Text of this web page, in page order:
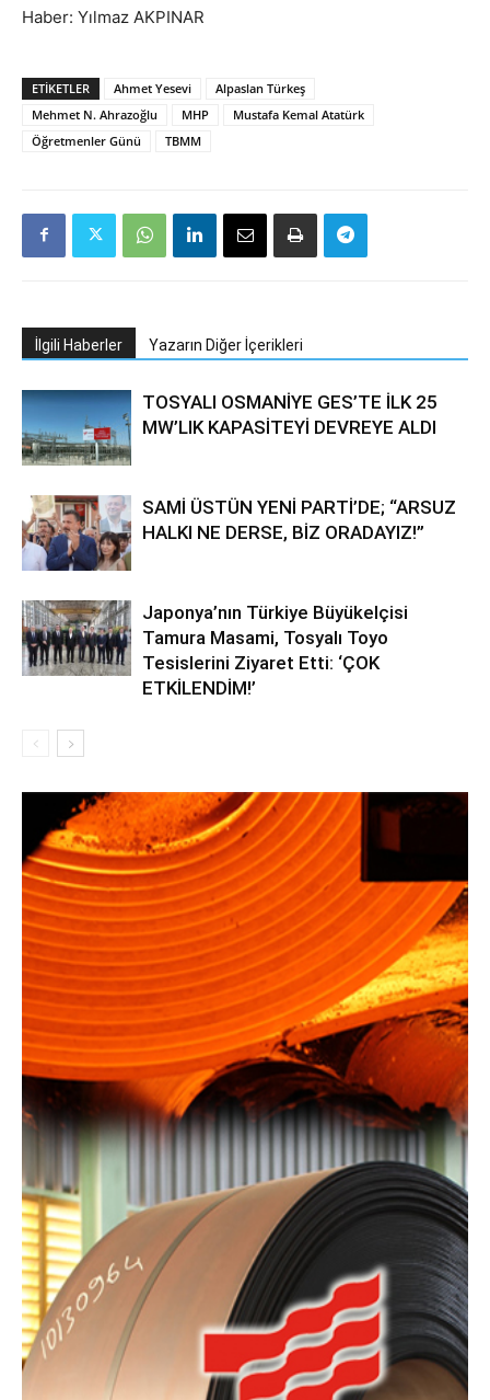
Haber: Yılmaz AKPINAR
ETIKETLER Ahmet Yesevi
Alpaslan Türkeş
Mehmet N. Ahrazoğlu
MHP
Mustafa Kemal Atatürk
Öğretmenler Günü
TBMM
İlgili Haberler Yazarın Diğer İçerikleri
TOSYALI OSMANİYE GES’TE İLK 25
MW’LIK KAPASİTEYİ DEVREYE ALDI
SAMİ ÜSTÜN YENİ PARTİ’DE; “ARSUZ
HALKI NE DERSE, BİZ ORADAYIZ!”
Japonya’nın Türkiye Büyükelçisi
Tamura Masami, Tosyalı Toyo
Tesislerini Ziyaret Etti: ‘ÇOK
ETKİLENDİM!’